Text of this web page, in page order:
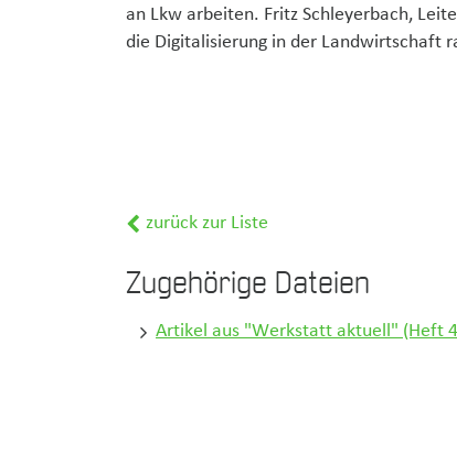
an Lkw arbeiten. Fritz Schleyerbach,
die Digitalisierung in der Landwirtschaft
zurück zur Liste
Zugehörige Dateien
Artikel aus "Werkstatt aktuell" (Heft